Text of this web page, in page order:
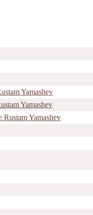
Yamashev
Yamashev
Yamashev